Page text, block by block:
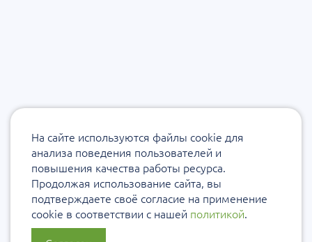
На сайте используются файлы cookie для
анализа поведения пользователей и
повышения качества работы ресурса.
Продолжая использование сайта, вы
подтверждаете своё согласие на применение
cookie в соответствии с нашей политикой.